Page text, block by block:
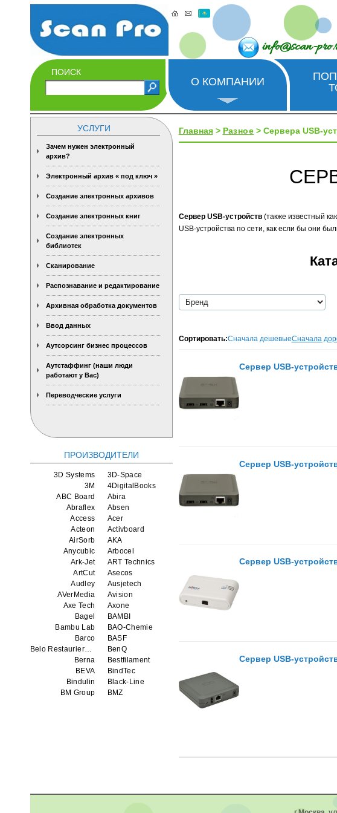
info@scan-
ПОИСК
О КОМПАНИИ
УСЛУГИ
Зачем нужен электронный
архив?
Электронный архив « под ключ »
Создание электронных архивов
Создание электронных книг
Создание электронных
библиотек
Сканирование
Распознавание и редактирование
Архивная обработка документов
Ввод данных
Аутсорсинг бизнес процессов
Аутстаффинг (наши люди
работают у Вас)
Переводческие услуги
ПРОИЗВОДИТЕЛИ
3D Systems
3D-Space
3M
4DigitalBooks
ABC Board
Abira
Abraflex
Absen
Access
Acer
Acteon
Activboard
AirSorb
AKA
Anycubic
Arbocel
Ark-Jet
ART Technics
ArtCut
Asecos
Audley
Ausjetech
AVerMedia
Avision
Axe Tech
Axone
Bagel
BAMBI
Bambu Lab
BAO-Chemie
Barco
BASF
Belo Restaurierungsgerate GmbH
BenQ
Berna
Bestfilament
BEVA
BindTec
Bindulin
Black-Line
BM Group
BMZ
Главная> Разное > Сервера USB-
Сервер USB-устройств(также известный
USB-устройства по сети, как если бы они
Сортировать:Сначала дешевыеСначала
Сервер USB-
Сервер USB-
Сервер USB-
Сервер USB-